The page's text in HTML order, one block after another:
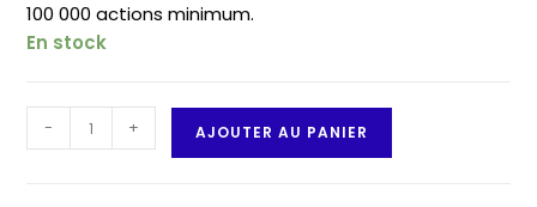
100 000 actions minimum.
En stock
quantité
de
- + AJOUTER AU PANIER